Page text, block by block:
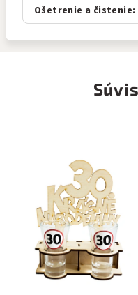
Ošetrenie a čistenie: